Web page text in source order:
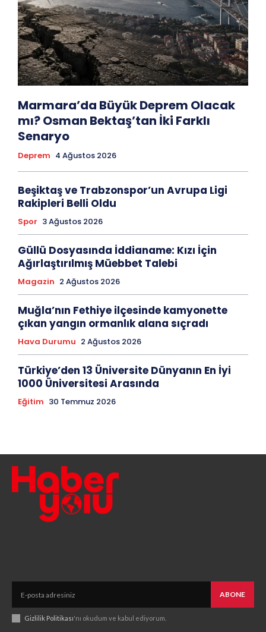
Marmara’da Büyük Deprem Olacak
mı? Osman Bektaş’tan İki Farklı
Senaryo
Deprem 4 Ağustos 2026
Beşiktaş ve Trabzonspor’un Avrupa Ligi
Rakipleri Belli Oldu
Spor 3 Ağustos 2026
Güllü Dosyasında İddianame: Kızı İçin
Ağırlaştırılmış Müebbet Talebi
Magazin 2 Ağustos 2026
Muğla’nın Fethiye ilçesinde kamyonette
çıkan yangın ormanlık alana sıçradı
Hava Durumu 2 Ağustos 2026
Türkiye’den 13 Üniversite Dünyanın En İyi
1000 Üniversitesi Arasında
Eğitim 30 Temmuz 2026
ABONE
Gizlilik Politikası'nı okudum ve kabul ediyorum.